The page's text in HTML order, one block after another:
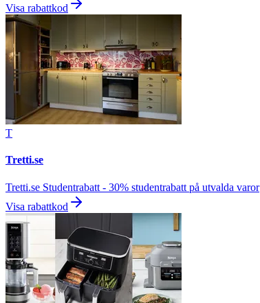
Visa rabattkod
T
Tretti.se
Tretti.se Studentrabatt - 30% studentrabatt på utvalda varor
Visa rabattkod